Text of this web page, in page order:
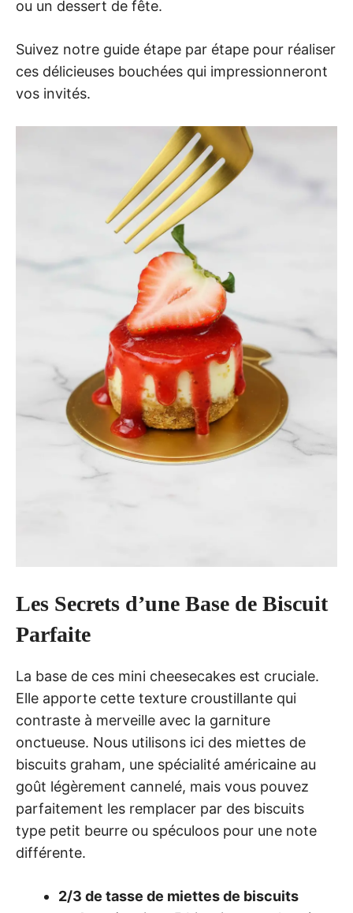
ou un dessert de fête.
Suivez notre guide étape par étape pour réaliser
ces délicieuses bouchées qui impressionneront
vos invités.
Les Secrets d’une Base de Biscuit
Parfaite
La base de ces mini cheesecakes est cruciale.
Elle apporte cette texture croustillante qui
contraste à merveille avec la garniture
onctueuse. Nous utilisons ici des miettes de
biscuits graham, une spécialité américaine au
goût légèrement cannelé, mais vous pouvez
parfaitement les remplacer par des biscuits
type petit beurre ou spéculoos pour une note
différente.
2/3 de tasse de miettes de biscuits